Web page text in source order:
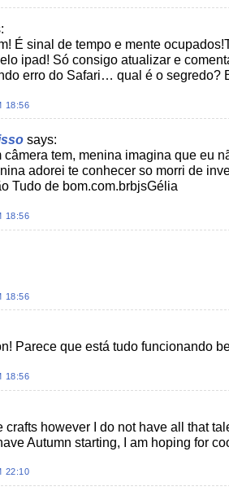
É sinal de tempo e mente
ipad! Só consigo atualizar e
erro do Safari… qual é o segredo?
18:56
says:
câmera tem, menina imagina que eu
adorei te conhecer so morri de
Tudo de bom.com.brbjsGélia
18:56
18:56
Parece que está tudo funcionando
18:56
crafts however I do not have all that
Autumn starting, I am hoping for
22:10